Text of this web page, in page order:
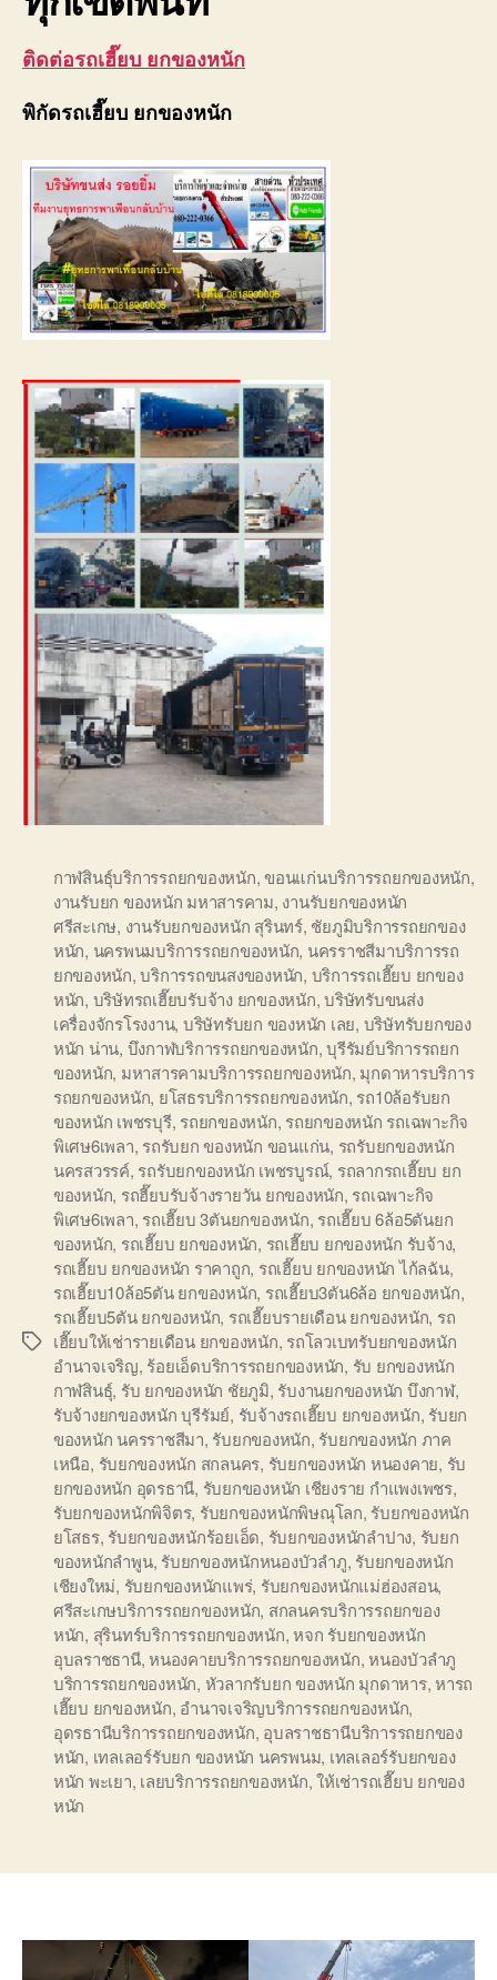
ติดต่อรถเฮี๊ยบ ยกของหนัก
พิกัดรถเฮี๊ยบ ยกของหนัก
Tags
กาฬสินธุ์บริการรถยกของหนัก,ขอนแก่นบริการรถยกของหนัก,
งานรับยก ของหนัก มหาสารคาม, งานรับยกของหนัก
ศรีสะเกษ, งานรับยกของหนัก สุรินทร์, ชัยภูมิบริการรถยกของ
หนัก, นครพนมบริการรถยกของหนัก, นครราชสีมาบริการรถ
ยกของหนัก,บริการรถขนสงของหนัก, บริการรถเฮี๊ยบ ยกของ
หนัก, บริษัทรถเฮี๊ยบรับจ้าง ยกของหนัก,บริษัทรับขนส่ง
เครื่องจักรโรงงาน, บริษัทรับยก ของหนัก เลย, บริษัทรับยกของ
หนัก น่าน, บึงกาฬบริการรถยกของหนัก,บุรีรัมย์บริการรถยก
ของหนัก, มหาสารคามบริการรถยกของหนัก, มุกดาหารบริการ
รถยกของหนัก, ยโสธรบริการรถยกของหนัก, รถ10ล้อรับยก
ของหนัก เพชรบุรี, รถยกของหนัก, รถยกของหนัก รถเฉพาะกิจ
พิเศษ6เพลา, รถรับยก ของหนัก ขอนแก่น, รถรับยกของหนัก
นครสวรรค์, รถรับยกของหนัก เพชรบูรณ์, รถลากรถเฮี๊ยบ ยก
ของหนัก, รถฮี๊ยบรับจ้างรายวัน ยกของหนัก, รถเฉพาะกิจ
พิเศษ6เพลา, รถเฮี๊ยบ 3ตันยกของหนัก, รถเฮี๊ยบ 6ล้อ5ตันยก
ของหนัก, รถเฮี๊ยบ ยกของหนัก, รถเฮี๊ยบ ยกของหนัก รับจ้าง,
รถเฮี๊ยบ ยกของหนัก ราคาถูก, รถเฮี๊ยบ ยกของหนัก ไก้ลฉัน,
รถเฮี๊ยบ10ล้อ5ตัน ยกของหนัก, รถเฮี๊ยบ3ตัน6ล้อ ยกของหนัก,
รถเฮี๊ยบ5ตัน ยกของหนัก, รถเฮี๊ยบรายเดือน ยกของหนัก, รถ
เฮี๊ยบให้เช่ารายเดือน ยกของหนัก, รถโลวเบทรับยกของหนัก
อำนาจเจริญ, ร้อยเอ็ดบริการรถยกของหนัก, รับ ยกของหนัก
กาฬสินธุ์, รับ ยกของหนัก ชัยภูมิ, รับงานยกของหนัก บึงกาฬ,
รับจ้างยกของหนัก บุรีรัมย์, รับจ้างรถเฮี๊ยบ ยกของหนัก, รับยก
ของหนัก นครราชสีมา, รับยกของหนัก, รับยกของหนัก ภาค
เหนือ, รับยกของหนัก สกลนคร, รับยกของหนัก หนองคาย, รับ
ยกของหนัก อุดรธานี, รับยกของหนัก เชียงราย กำแพงเพชร,
รับยกของหนักพิจิตร, รับยกของหนักพิษณุโลก, รับยกของหนัก
ยโสธร, รับยกของหนักร้อยเอ็ด, รับยกของหนักลำปาง, รับยก
ของหนักลำพูน, รับยกของหนักหนองบัวลำภู, รับยกของหนัก
เชียงใหม่, รับยกของหนักแพร่, รับยกของหนักแม่ฮ่องสอน,
ศรีสะเกษบริการรถยกของหนัก, สกลนครบริการรถยกของ
หนัก, สุรินทร์บริการรถยกของหนัก,หจก รับยกของหนัก
อุบลราชธานี,หนองคายบริการรถยกของหนัก,หนองบัวลำภู
บริการรถยกของหนัก, หัวลากรับยก ของหนัก มุกดาหาร,หารถ
เฮี๊ยบ ยกของหนัก, อำนาจเจริญบริการรถยกของหนัก,
อุดรธานีบริการรถยกของหนัก, อุบลราชธานีบริการรถยกของ
หนัก, เทลเลอร์รับยก ของหนัก นครพนม, เทลเลอร์รับยกของ
หนัก พะเยา, เลยบริการรถยกของหนัก,ให้เช่ารถเฮี๊ยบ ยกของ
หนัก